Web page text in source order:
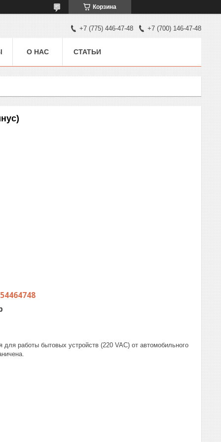
Корзина
+7 (775) 446-47-48 +7 (700) 146-47-48
О НАС СТАТЬИ
работы бытовых устройств (220 VAC) от автомобильного